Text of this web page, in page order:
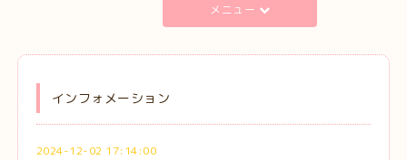
メニュー
インフォメーション
2024-12-02 17:14:00